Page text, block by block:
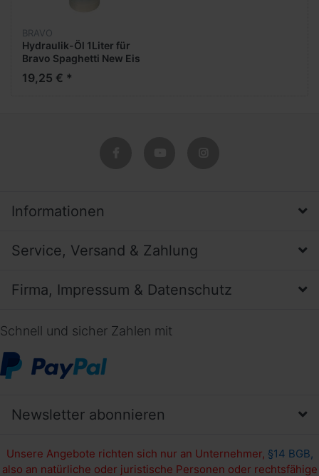
BRAVO
Hydraulik-Öl 1Liter für
Bravo Spaghetti New Eis
19,25 € *
Informationen
Service, Versand & Zahlung
Firma, Impressum & Datenschutz
Schnell und sicher Zahlen mit
Newsletter abonnieren
Unsere Angebote richten sich nur an Unternehmer, §14 BGB,
also an natürliche oder juristische Personen oder rechtsfähige